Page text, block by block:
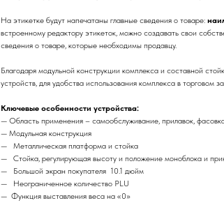
На этикетке будут напечатаны главные сведения о товаре:
встроенному редактору этикеток, можно создавать свои
сведения о товаре, которые необходимы продавцу.
Благодаря модульной конструкции комплекса и составной
устройств, для удобства использования комплекса в торговом
Ключевые особенности устройства:
— Область применения – самообслуживание, прилавок,
— Модульная конструкция
— Металлическая платформа и стойка
— Стойка, регулирующая высоту и положение моноблока и
— Большой экран покупателя 10.1 дюйм
— Неограниченное количество PLU
— Функция выставления веса на «0»